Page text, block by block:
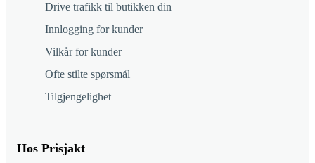
Drive trafikk til butikken din
Innlogging for kunder
Vilkår for kunder
Ofte stilte spørsmål
Tilgjengelighet
Hos Prisjakt